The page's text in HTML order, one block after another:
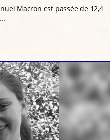
Macron est passée de 12,4